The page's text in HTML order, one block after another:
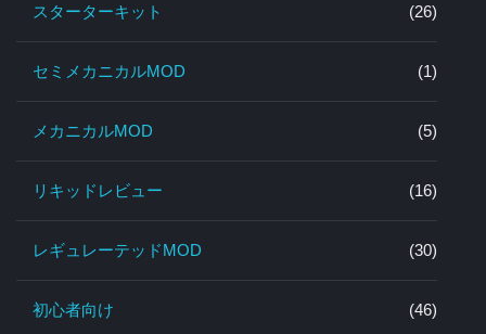
スターターキット (26)
セミメカニカルMOD (1)
メカニカルMOD (5)
リキッドレビュー (16)
レギュレーテッドMOD (30)
初心者向け (46)